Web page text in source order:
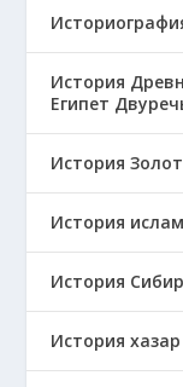
История
Египет
История
История
История
История хазар